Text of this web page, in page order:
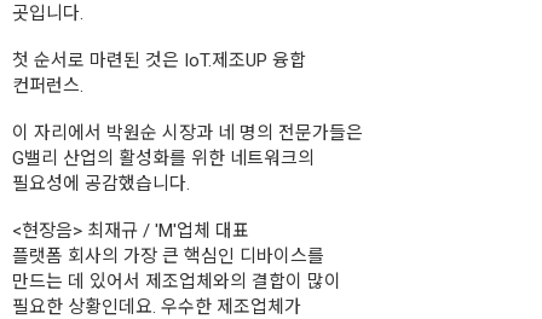
곳입니다.
첫 순서로 마련된 것은 IoT.제조UP 융합
컨퍼런스.
이 자리에서 박원순 시장과 네 명의 전문가들은
G밸리 산업의 활성화를 위한 네트워크의
필요성에 공감했습니다.
<현장음> 최재규 / 'M'업체 대표
플랫폼 회사의 가장 큰 핵심인 디바이스를
만드는 데 있어서 제조업체와의 결합이 많이
필요한 상황인데요. 우수한 제조업체가